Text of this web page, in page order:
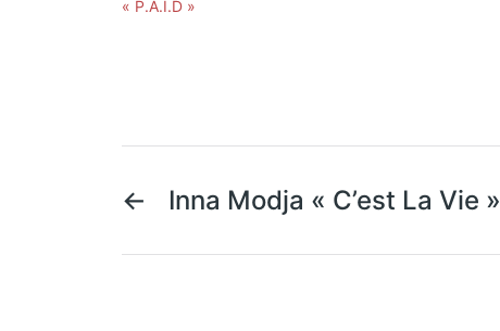
« P.A.I.D »
← Inna Modja « C’est La Vie »